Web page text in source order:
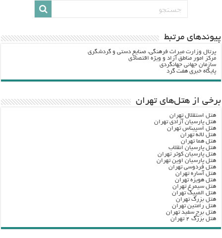
پيوندهاي مرتبط
پرتال وزارت ميراث فرهنگي، صنایع دستی و گردشگري
مرکز امور مناطق آزاد و ویژه اقتصادی
سازمان جهانی جهانگردی
پایگاه خبری هفت گرد
برخی از هتل‌های تهران
هتل استقلال تهران
هتل پارسیان آزادی تهران
هتل اسپیناس تهران
هتل لاله تهران
هتل هما تهران
هتل پارسیان انقلاب
هتل پارسیان کوثر تهران
هتل پارسیان اوین تهران
هتل فردوسی تهران
هتل آساره تهران
هتل هویزه تهران
هتل سیمرغ تهران
هتل المپیک تهران
هتل بزرگ تهران
هتل رامتین تهران
هتل برج سفید تهران
هتل بزرگ ۲ تهران